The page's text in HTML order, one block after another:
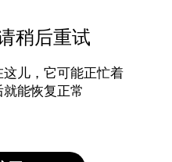
稍后重试
儿，它可能正忙着
能恢复正常